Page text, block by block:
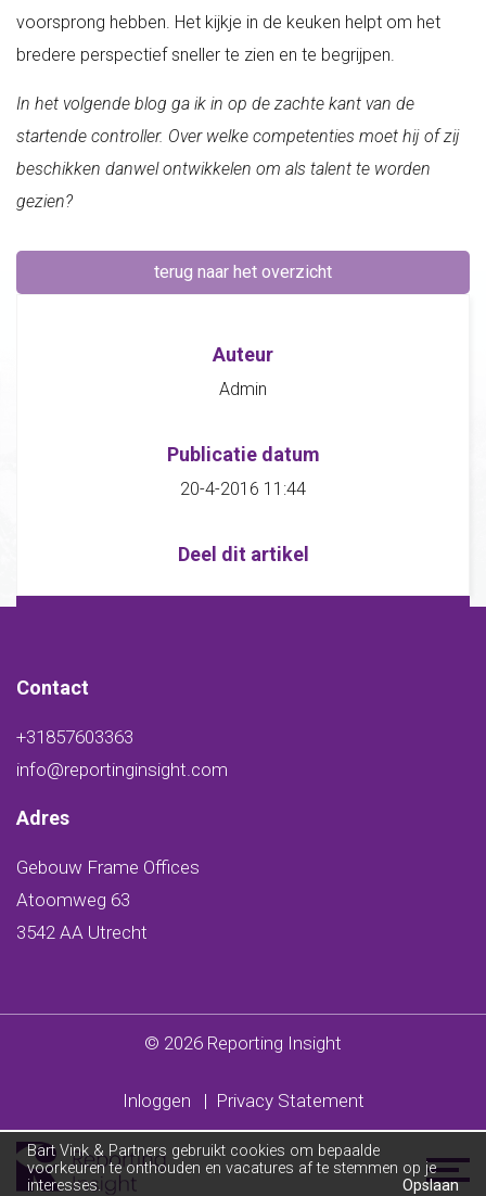
voorsprong hebben. Het kijkje in de keuken helpt om het
bredere perspectief sneller te zien en te begrijpen.
In het volgende blog ga ik in op de zachte kant van de
startende controller. Over welke competenties moet hij of zij
beschikken danwel ontwikkelen om als talent te worden
gezien?
terug naar het overzicht
Auteur
Admin
Publicatie datum
20-4-2016 11:44
Deel dit artikel
Contact
+31857603363
info@reportinginsight.com
Adres
Gebouw Frame Offices
Atoomweg 63
3542 AA Utrecht
© 2026 Reporting Insight
Inloggen | Privacy Statement
Bart Vink & Partners gebruikt cookies om bepaalde
voorkeuren te onthouden en vacatures af te stemmen op je
interesses.